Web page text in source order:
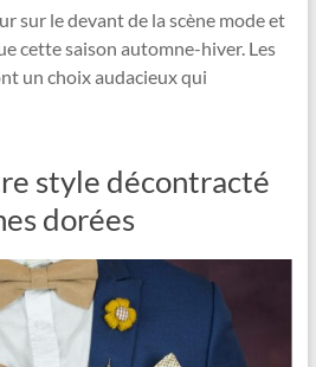
sur le devant de la scène mode et
cette saison automne-hiver. Les
un choix audacieux qui
style décontracté
dorées